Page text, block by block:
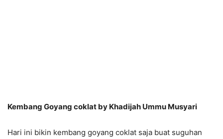
Kembang Goyang coklat by Khadijah Ummu Musyari
Hari ini bikin kembang goyang coklat saja buat suguhan